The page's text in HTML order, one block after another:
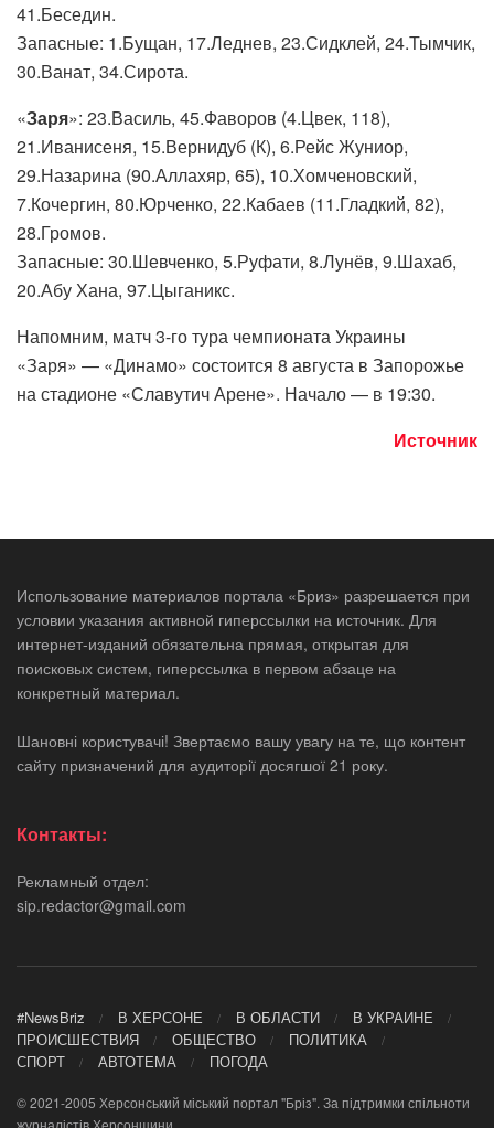
41.Беседин.
Запасные: 1.Бущан, 17.Леднев, 23.Сидклей, 24.Тымчик,
30.Ванат, 34.Сирота.
«Заря»: 23.Василь, 45.Фаворов (4.Цвек, 118),
21.Иванисеня, 15.Вернидуб (К), 6.Рейс Жуниор,
29.Назарина (90.Аллахяр, 65), 10.Хомченовский,
7.Кочергин, 80.Юрченко, 22.Кабаев (11.Гладкий, 82),
28.Громов.
Запасные: 30.Шевченко, 5.Руфати, 8.Лунёв, 9.Шахаб,
20.Абу Хана, 97.Цыганикс.
Напомним, матч 3-го тура чемпионата Украины
«Заря» — «Динамо» состоится 8 августа в Запорожье
на стадионе «Славутич Арене». Начало — в 19:30.
Источник
Использование материалов портала «Бриз» разрешается при
условии указания активной гиперссылки на источник. Для
интернет-изданий обязательна прямая, открытая для
поисковых систем, гиперссылка в первом абзаце на
конкретный материал.
Шановні користувачі! Звертаємо вашу увагу на те, що контент
сайту призначений для аудиторії досягшої 21 року.
Контакты:
Рекламный отдел:
sip.redactor@gmail.com
#NewsBriz В ХЕРСОНЕ В ОБЛАСТИ
В УКРАИНЕ
ПРОИСШЕСТВИЯ
ОБЩЕСТВО
ПОЛИТИКА
СПОРТ
АВТОТЕМА ПОГОДА
© 2021-2005 Херсонський міський портал "Бріз". За підтримки спільноти
журналістів Херсонщини.